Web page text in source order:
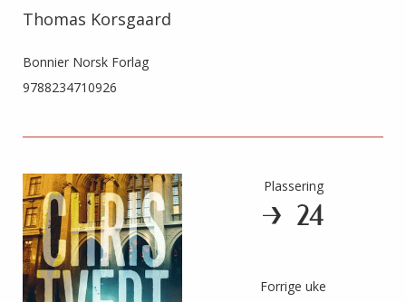
Thomas Korsgaard
Bonnier Norsk Forlag
9788234710926
Plassering
24
Forrige uke